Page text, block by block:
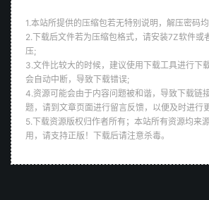
1.本站所提供的压缩包若无特别说明，解压密码
2.下载后文件若为压缩包格式，请安装7Z软件或
压;
3.文件比较大的时候，建议使用下载工具进行下
会自动中断，导致下载错误;
4.资源可能会由于内容问题被和谐，导致下载链
题，请到文章页面进行留言反馈，以便及时进行
5.下载资源版权归作者所有；本站所有资源均来
用，请支持正版！下载后请注意杀毒。